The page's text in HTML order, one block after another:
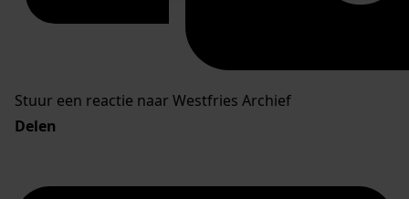
Stuur een reactie naar Westfries Archief
Delen